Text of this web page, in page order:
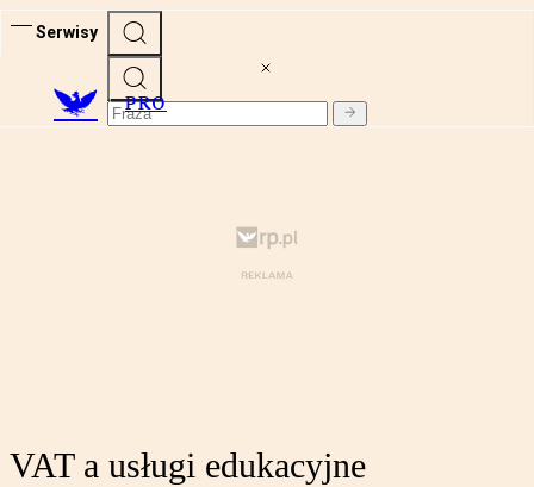
Serwisy
PRO
VAT a usługi edukacyjne